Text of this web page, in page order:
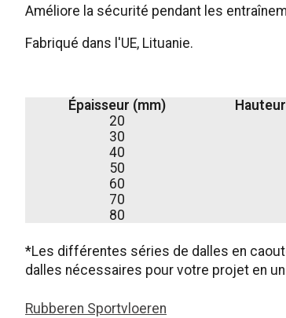
Améliore la sécurité pendant les
Fabriqué dans l'UE, Lituanie.
Épaisseur (mm)
20
30
40
50
60
70
80
*Les différentes séries de dalles en
dalles nécessaires pour votre projet en
Rubberen Sportvloeren